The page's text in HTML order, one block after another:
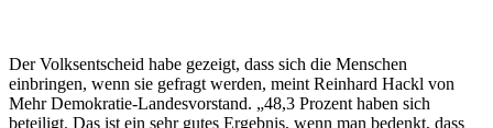
Der Volksentscheid habe gezeigt, dass sich die Menschen
einbringen, wenn sie gefragt werden, meint Reinhard Hackl von
Mehr Demokratie-Landesvorstand. „48,3 Prozent haben sich
beteiligt. Das ist ein sehr gutes Ergebnis, wenn man bedenkt, dass